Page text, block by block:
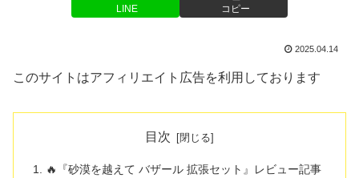
LINE コピー
2025.04.14
このサイトはアフィリエイト広告を利用しております
目次
🔥『砂漠を越えて バザール 拡張セット』レビュー記事